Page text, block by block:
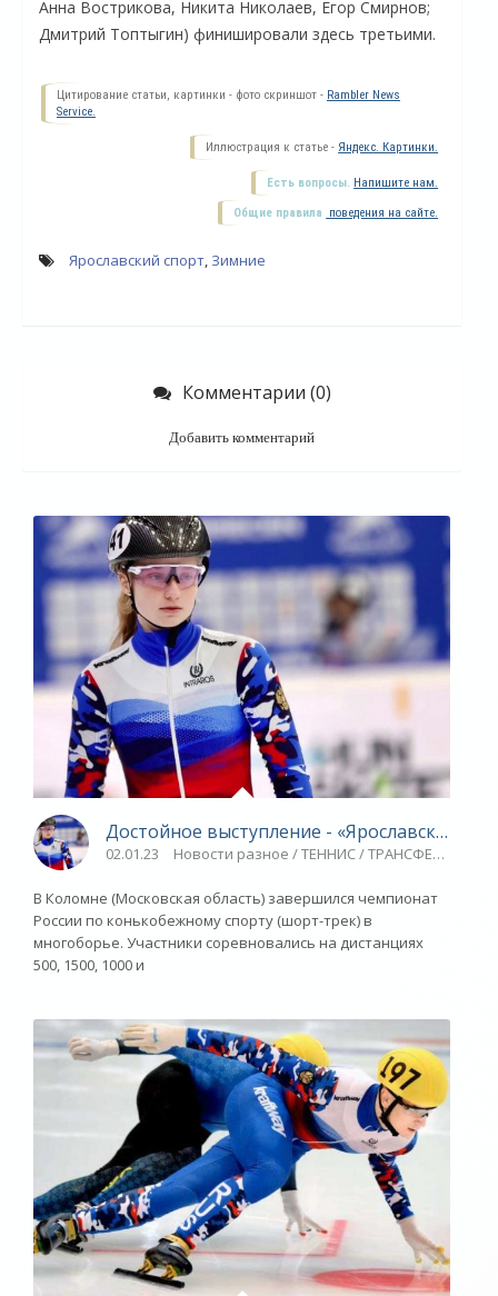
Анна Вострикова, Никита Николаев, Егор Смирнов;
Дмитрий Топтыгин) финишировали здесь третьими.
Цитирование статьи, картинки - фото скриншот - Rambler News
Service.
Иллюстрация к статье - Яндекс. Картинки.
Есть вопросы. Напишите нам.
Общие правила поведения на сайте.
Ярославский спорт, Зимние
Комментарии (0)
Добавить комментарий
Достойное выступление - «Ярославский
02.01.23 Новости разное / ТЕННИС / ТРАНСФЕРЫ /
В Коломне (Московская область) завершился чемпионат
России по конькобежному спорту (шорт-трек) в
многоборье. Участники соревновались на дистанциях
500, 1500, 1000 и